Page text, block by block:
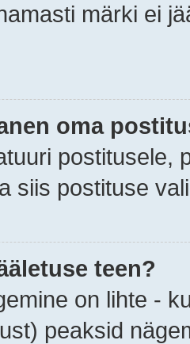
märki ei
oma
postitusele,
siis postituse
teen?
on lihte -
peaksid